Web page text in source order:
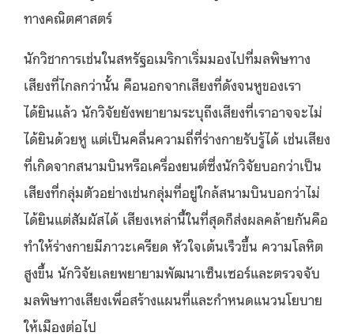
ทางคณิตศาสตร์
นักวิชาการเช่นในสหรัฐอเมริกาเริ่มมองไปที่มลพิษทาง
เสียงที่ไกลกว่านั้น คือนอกจากเสียงที่ดังจนหูของเรา
ได้ยินแล้ว นักวิจัยยังพยายามระบุถึงเสียงที่เราอาจจะไม่
ได้ยินด้วยหู แต่เป็นคลื่นความถี่ที่ร่างกายรับรู้ได้ เช่นเสียง
ที่เกิดจากสนามบินหรือเครื่องยนต์ซึ่งนักวิจัยบอกว่าเป็น
เสียงที่กลุ่มตัวอย่างเช่นกลุ่มที่อยู่ใกล้สนามบินบอกว่าไม่
ได้ยินแต่สัมผัสได้ เสียงเหล่านี้ในที่สุดก็ส่งผลคล้ายกันคือ
ทำให้ร่างกายมีภาวะเครียด หัวใจเต้นเร็วขึ้น ความโลหิต
สูงขึ้น นักวิจัยเลยพยายามพัฒนาเซ็นเซอร์และตรวจจับ
มลพิษทางเสียงเพื่อสร้างแผนที่และกำหนดแนวนโยบาย
ให้เมืองต่อไป